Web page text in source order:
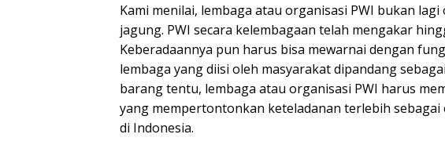
Kami menilai, lembaga atau organisasi PWI bukan
jagung. PWI secara kelembagaan telah mengakar
Keberadaannya pun harus bisa mewarnai dengan
lembaga yang diisi oleh masyarakat dipandang
barang tentu, lembaga atau organisasi PWI harus
yang mempertontonkan keteladanan terlebih
di Indonesia.